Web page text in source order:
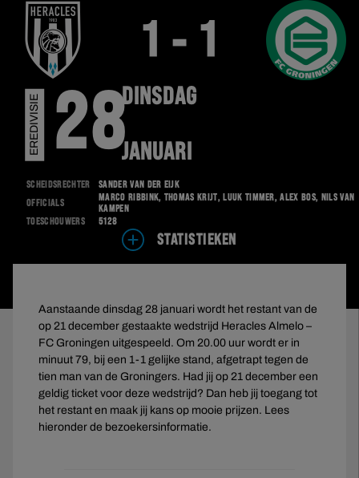
EREDIVISIE 28DINSDAG
JANUARI
1 - 1
Scheidsrechter
Sander van der Eijk
Officials
Marco Ribbink, Thomas Krijt, Luuk Timmer, Alex Bos, Nils van
Kampen
Toeschouwers
5128
STATISTIEKEN
Aanstaande dinsdag 28 januari wordt het restant van de
op 21 december gestaakte wedstrijd Heracles Almelo –
FC Groningen uitgespeeld. Om 20.00 uur wordt er in
minuut 79, bij een 1-1 gelijke stand, afgetrapt tegen de
tien man van de Groningers. Had jij op 21 december een
geldig ticket voor deze wedstrijd? Dan heb jij toegang tot
het restant en maak jij kans op mooie prijzen. Lees
hieronder de bezoekersinformatie.